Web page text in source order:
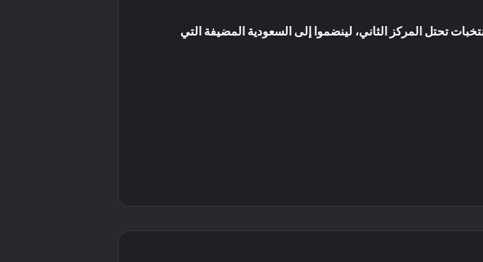
تحتل المركز الثاني، لينضموا إلى السعودية المضيفة التي